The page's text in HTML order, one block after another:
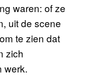
waren: of ze
uit de scene
te zien dat
zich
werk.